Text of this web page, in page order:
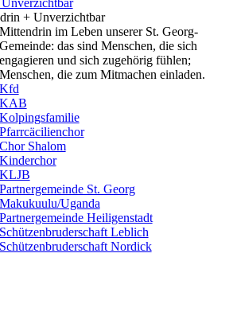
+ Unverzichtbar
Mittendrin im Leben unserer St. Georg-
Gemeinde: das sind Menschen, die sich
engagieren und sich zugehörig fühlen;
Menschen, die zum Mitmachen einladen.
Kfd
KAB
Kolpingsfamilie
Pfarrcäcilienchor
Chor Shalom
Kinderchor
KLJB
Partnergemeinde St. Georg
Makukuulu/Uganda
Partnergemeinde Heiligenstadt
Schützenbruderschaft Leblich
Schützenbruderschaft Nordick